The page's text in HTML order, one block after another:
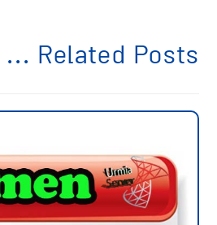
Related Posts ...